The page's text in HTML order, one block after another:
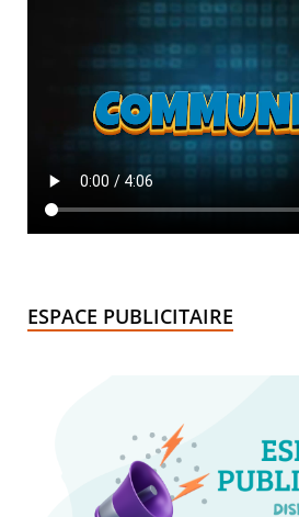
ESPACE PUBLICITAIRE